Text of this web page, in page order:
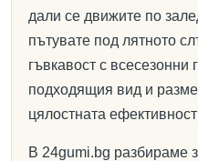
дали се движите по
пътувате под лятното
гъвкавост с всесезонни
подходящия вид и
цялостната
В 24gumi.bg разбираме